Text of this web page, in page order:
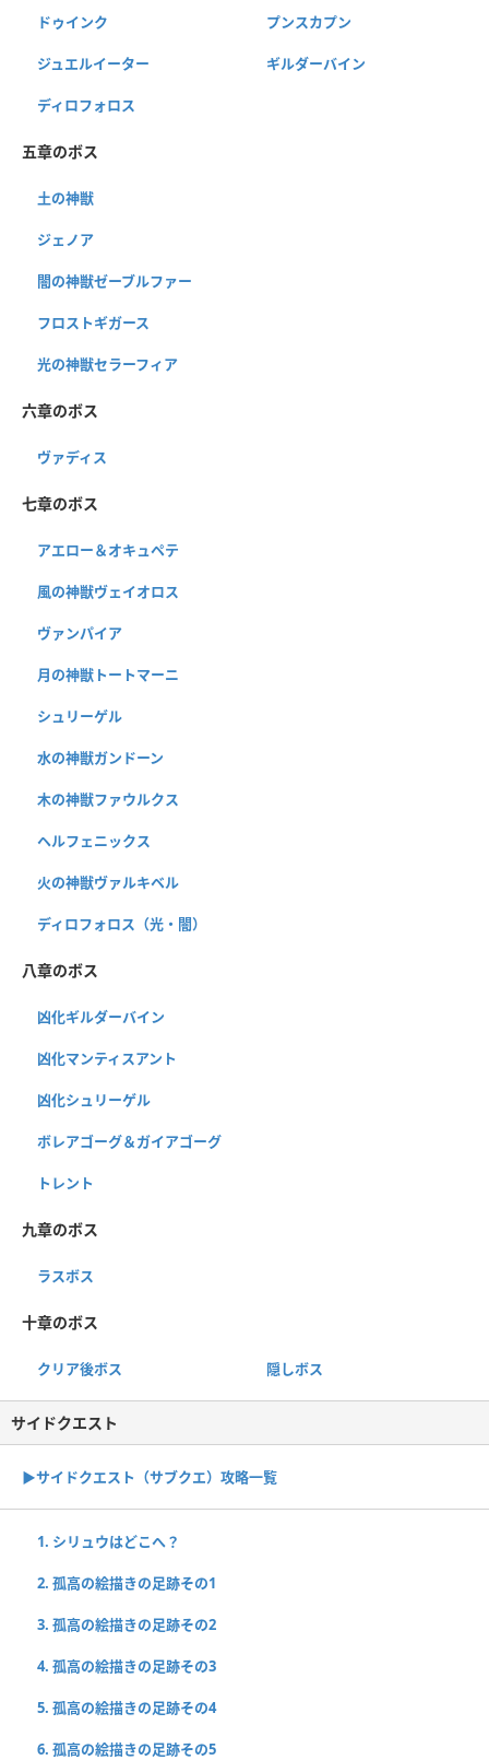
ドゥインク プンスカプン
ジュエルイーター ギルダーバイン
ディロフォロス
五章のボス
土の神獣
ジェノア
闇の神獣ゼーブルファー
フロストギガース
光の神獣セラーフィア
六章のボス
ヴァディス
七章のボス
アエロー＆オキュペテ
風の神獣ヴェイオロス
ヴァンパイア
月の神獣トートマーニ
シュリーゲル
水の神獣ガンドーン
木の神獣ファウルクス
ヘルフェニックス
火の神獣ヴァルキベル
ディロフォロス（光・闇）
八章のボス
凶化ギルダーバイン
凶化マンティスアント
凶化シュリーゲル
ボレアゴーグ＆ガイアゴーグ
トレント
九章のボス
ラスボス
十章のボス
クリア後ボス 隠しボス
サイドクエスト
▶︎サイドクエスト（サブクエ）攻略一覧
1. シリュウはどこへ？
2. 孤高の絵描きの足跡その1
3. 孤高の絵描きの足跡その2
4. 孤高の絵描きの足跡その3
5. 孤高の絵描きの足跡その4
6. 孤高の絵描きの足跡その5